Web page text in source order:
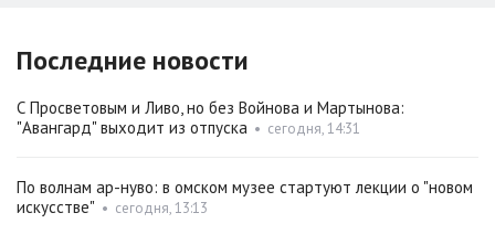
Последние новости
С Просветовым и Ливо, но без Войнова и Мартынова:
"Авангард" выходит из отпуска • сегодня, 14:31
По волнам ар-нуво: в омском музее стартуют лекции о "новом
искусстве" • сегодня, 13:13